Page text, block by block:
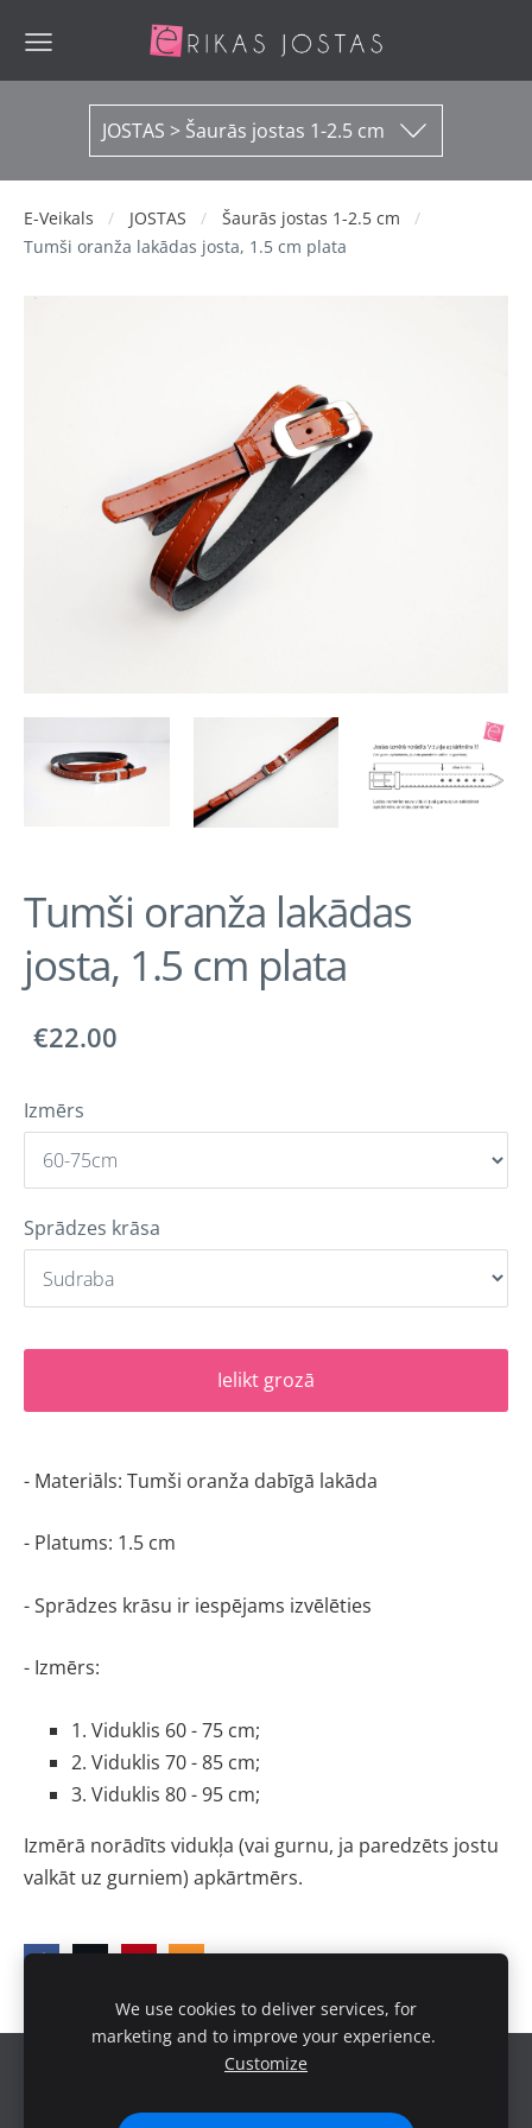
JOSTAS > Šaurās jostas 1-2.5 cm
E-Veikals JOSTAS
Šaurās jostas 1-2.5 cm
Tumši oranža lakādas josta, 1.5 cm plata
Tumši oranža lakādas
josta, 1.5 cm plata
€22.00
Izmērs
Sprādzes krāsa
Ielikt grozā
- Materiāls: Tumši oranža dabīgā lakāda
- Platums: 1.5 cm
- Sprādzes krāsu ir iespējams izvēlēties
- Izmērs:
1. Viduklis 60 - 75 cm;
2. Viduklis 70 - 85 cm;
3. Viduklis 80 - 95 cm;
Izmērā norādīts vidukļa (vai gurnu, ja paredzēts jostu
valkāt uz gurniem) apkārtmērs.
Sīkdatnes
We use cookies to deliver services, for
marketing and to improve your experience.
Customize